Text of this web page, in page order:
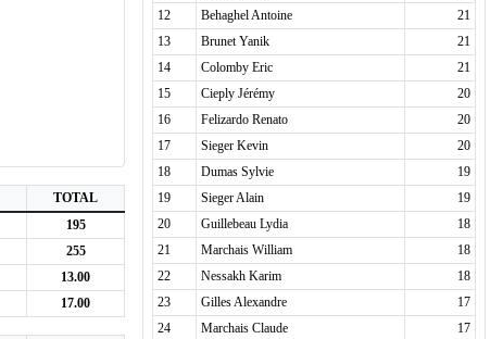
TOTAL
195
255
13.00
17.00
12
Behaghel Antoine
21
13
Brunet Yanik
21
14
Colomby Eric
21
15
Cieply Jérémy
20
16
Felizardo Renato
20
17
Sieger Kevin
20
18
Dumas Sylvie
19
19
Sieger Alain
19
20
Guillebeau Lydia
18
21
Marchais William
18
22
Nessakh Karim
18
23
Gilles Alexandre
17
24
Marchais Claude
17